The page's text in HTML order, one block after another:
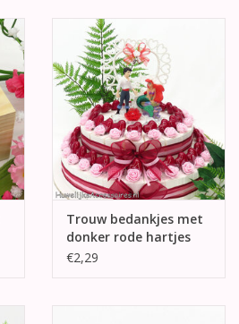
Trouw bedankjes met
donker rode hartjes
€2,29